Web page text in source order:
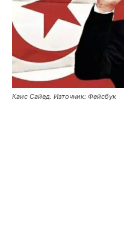
Каис Сайед. Източник: Фейсбук